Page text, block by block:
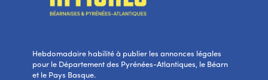
Hebdomadaire habilité à publier les annonces légales
pour le Département des Pyrénées-Atlantiques, le Béarn
et le Pays Basque.